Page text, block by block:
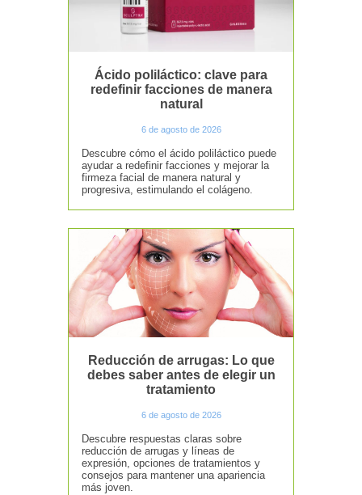
Ácido poliláctico: clave para
redefinir facciones de manera
natural
6 de agosto de 2026
Descubre cómo el ácido poliláctico puede
ayudar a redefinir facciones y mejorar la
firmeza facial de manera natural y
progresiva, estimulando el colágeno.
Reducción de arrugas: Lo que
debes saber antes de elegir un
tratamiento
6 de agosto de 2026
Descubre respuestas claras sobre
reducción de arrugas y líneas de
expresión, opciones de tratamientos y
consejos para mantener una apariencia
más joven.